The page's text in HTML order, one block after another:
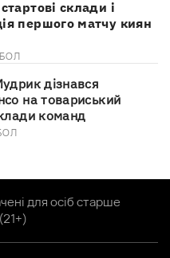
склади і
першого матчу киян
дізнався
на товариський
команд
для осіб старше